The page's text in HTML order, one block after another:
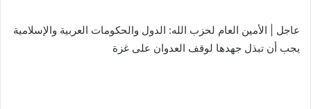
عاجل | الأمين العام لحزب الله: الدول والحكومات العربية والإسلامية
يجب أن تبذل جهدها لوقف العدوان على غزة